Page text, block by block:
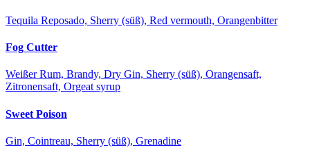
Tequila Reposado, Sherry (süß), Red vermouth, Orangenbitter
Fog Cutter
Weißer Rum, Brandy, Dry Gin, Sherry (süß), Orangensaft,
Zitronensaft, Orgeat syrup
Sweet Poison
Gin, Cointreau, Sherry (süß), Grenadine